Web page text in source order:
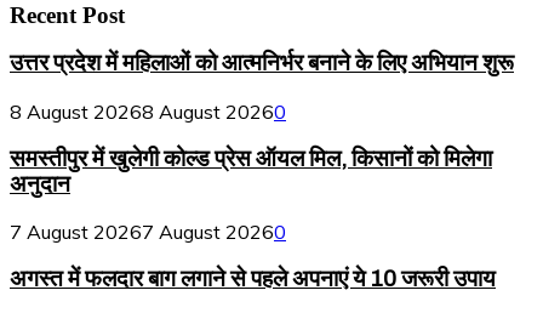
Recent Post
उत्तर प्रदेश में महिलाओं को आत्मनिर्भर बनाने के लिए अभियान शुरू
8 August 20268 August 20260
समस्तीपुर में खुलेगी कोल्ड प्रेस ऑयल मिल, किसानों को मिलेगा
अनुदान
7 August 20267 August 20260
अगस्त में फलदार बाग लगाने से पहले अपनाएं ये 10 जरूरी उपाय